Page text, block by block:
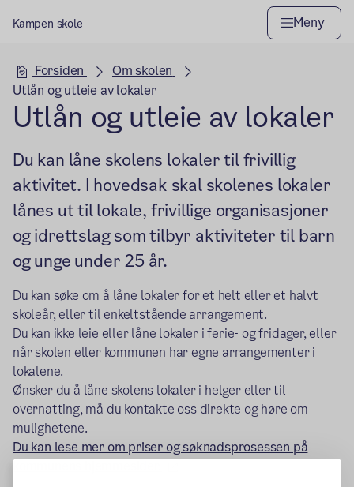
Kampen skole Meny
Hovedseksjon
Forsiden
Om skolen
Utlån og utleie av lokaler
Utlån og utleie av lokaler
Du kan låne skolens lokaler til frivillig
aktivitet. I hovedsak skal skolenes lokaler
lånes ut til lokale, frivillige organisasjoner
og idrettslag som tilbyr aktiviteter til barn
og unge under 25 år.
Du kan søke om å låne lokaler for et helt eller et halvt
skoleår, eller til enkeltstående arrangement.
Du kan ikke leie eller låne lokaler i ferie- og fridager, eller
når skolen eller kommunen ­­­har egne arrangementer i
lokalene.
Ønsker du å låne skolens lokaler i helger eller til
overnatting, må du kontakte oss direkte og høre om
mulighetene.
Du kan lese mer om priser og søknadsprosessen på
kommunens hjemmesider.